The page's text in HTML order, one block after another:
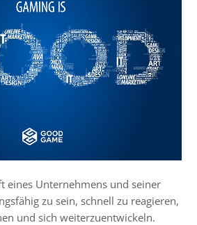
eines Unternehmens und seiner
zu sein, schnell zu reagieren,
und sich weiterzuentwickeln.